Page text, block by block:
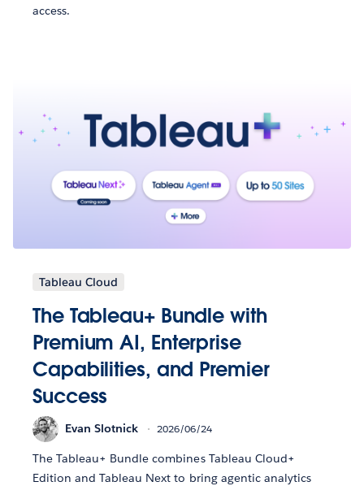
access.
Tableau Cloud
The Tableau+ Bundle with
Premium AI, Enterprise
Capabilities, and Premier
Success
Evan Slotnick 2026/06/24
The Tableau+ Bundle combines Tableau Cloud+
Edition and Tableau Next to bring agentic analytics